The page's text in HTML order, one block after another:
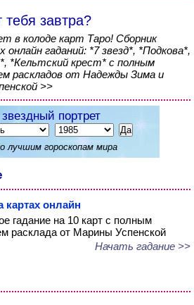
тебя завтра?
в колоде карт Таро! Сборник
онлайн гаданий: *7 звезд*, *Подкова*,
*Кельтский крест* с полным
раскладов от Надежды Зима и
>>
портрет
лучшим гороскопам мира
картах онлайн
гадание на 10 карт с полным
расклада от Марины Успенской
Начать гадание >>